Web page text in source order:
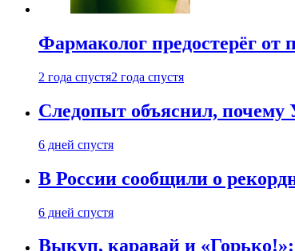
Фармаколог предостерёг от
2 года спустя2 года спустя
Следопыт объяснил, почему
6 дней спустя
В России сообщили о
6 дней спустя
Выкуп, каравай и